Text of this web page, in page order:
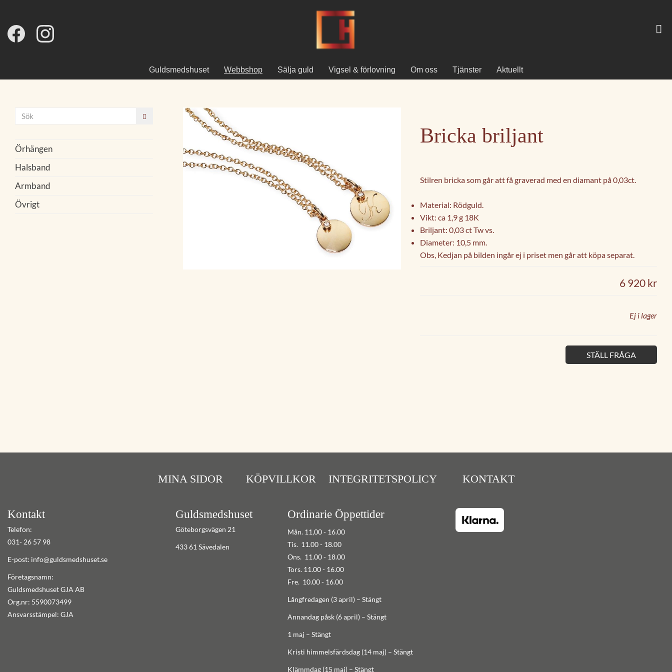
Guldsmedshuset Webbshop Sälja guld Vigsel & förlovning Om oss Tjänster Aktuellt
Örhängen
Halsband
Armband
Övrigt
Bricka briljant
Stilren bricka som går att få graverad med en diamant på 0,03ct.
Material: Rödguld.
Vikt: ca 1,9 g 18K
Briljant: 0,03 ct Tw vs.
Diameter: 10,5 mm.
Obs, Kedjan på bilden ingår ej i priset men går att köpa separat.
6 920 kr
Ej i lager
STÄLL FRÅGA
MINA SIDOR KÖPVILLKOR INTEGRITETSPOLICY KONTAKT
Kontakt
Telefon:
031- 26 57 98
E-post: info@guldsmedshuset.se
Företagsnamn:
Guldsmedshuset GJA AB
Org.nr: 5590073499
Ansvarsstämpel: GJA
Guldsmedshuset
Göteborgsvägen 21
433 61 Sävedalen
Ordinarie Öppettider
Mån. 11,00 - 16.00
Tis. 11.00 - 18.00
Ons. 11.00 - 18.00
Tors. 11.00 - 16.00
Fre. 10.00 - 16.00
Långfredagen (3 april) – Stängt
Annandag påsk (6 april) – Stängt
1 maj – Stängt
Kristi himmelsfärdsdag (14 maj) – Stängt
Klämmdag (15 maj) – Stängt